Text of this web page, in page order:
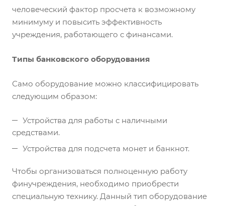
человеческий фактор просчета к возможному
минимуму и повысить эффективность
учреждения, работающего с финансами.
Типы банковского оборудования
Само оборудование можно классифицировать
следующим образом:
Устройства для работы с наличными
средствами.
Устройства для подсчета монет и банкнот.
Чтобы организоваться полноценную работу
финучреждения, необходимо приобрести
специальную технику. Данный тип оборудование